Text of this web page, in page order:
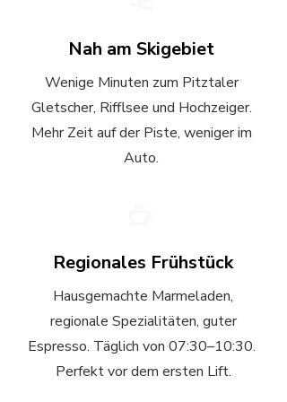
Nah am Skigebiet
Wenige Minuten zum Pitztaler
Gletscher, Rifflsee und Hochzeiger.
Mehr Zeit auf der Piste, weniger im
Auto.
Regionales Frühstück
Hausgemachte Marmeladen,
regionale Spezialitäten, guter
Espresso. Täglich von 07:30–10:30.
Perfekt vor dem ersten Lift.